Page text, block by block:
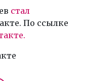
стал
По ссылке